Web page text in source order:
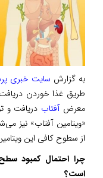
به گزارش سایت خبری
معرضآفتاب دریافت و
«ویتامین آفتاب» نیز
از سطوح کافی این
است؟